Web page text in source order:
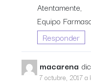
Atentamente,
Equipo
Responder
macarena
7 octubre, 2017 a